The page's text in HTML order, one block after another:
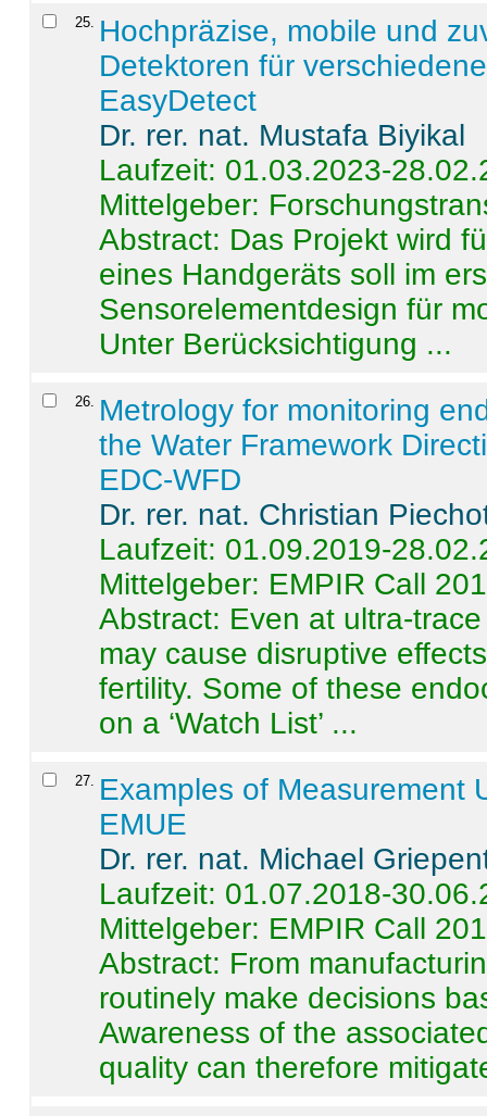
25. Hochpräzise, mobile und
Detektoren für
EasyDetect
Dr. rer. nat. Mustafa Biyikal
Laufzeit: 01.03.2023-
Mittelgeber:
Abstract: Das Projekt wird
eines Handgeräts soll im
Sensorelementdesign für
Unter Berücksichtigung ...
26. Metrology for monitoring
the Water Framework
EDC-WFD
Dr. rer. nat. Christian
Laufzeit: 01.09.2019-
Mittelgeber: EMPIR Call
Abstract: Even at ultra-
may cause disruptive
fertility. Some of these
on a ‘Watch List’ ...
27. Examples of Measurement
EMUE
Dr. rer. nat. Michael
Laufzeit: 01.07.2018-
Mittelgeber: EMPIR Call
Abstract: From
routinely make decisions
Awareness of the
quality can therefore